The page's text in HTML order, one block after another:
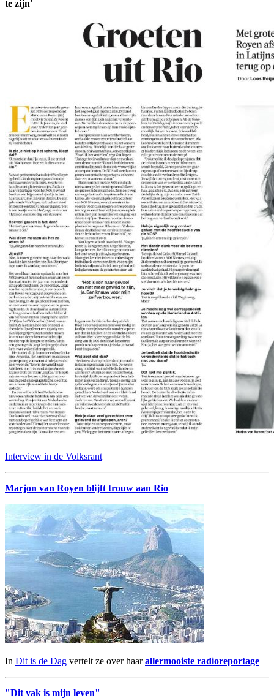
te zijn'
Interview in de Volksrant
Marjon van Royen blijft trouw aan Rio
In Dit is de Dag vertelt ze over haarallermooiste radioreportage
"Dit vak is mijn leven"